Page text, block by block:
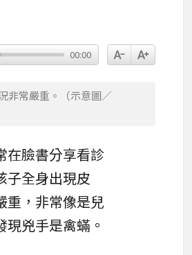
00:00
非常嚴重。（示意圖／
在臉書分享看診
子全身出現皮
重，非常像是兒
現兇手是禽蟎 。